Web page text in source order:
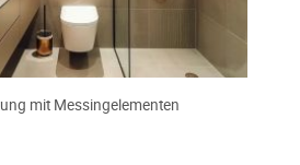
mit Messingelementen